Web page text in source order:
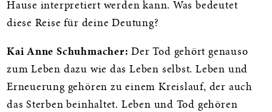
Hause interpretiert werden kann. Was bedeutet
diese Reise für deine Deutung?
Kai Anne Schuhmacher: Der Tod gehört genauso
zum Leben dazu wie das Leben selbst. Leben und
Erneuerung gehören zu einem Kreislauf, der auch
das Sterben beinhaltet. Leben und Tod gehören